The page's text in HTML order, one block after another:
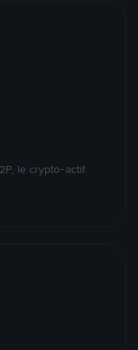
le crypto-actif